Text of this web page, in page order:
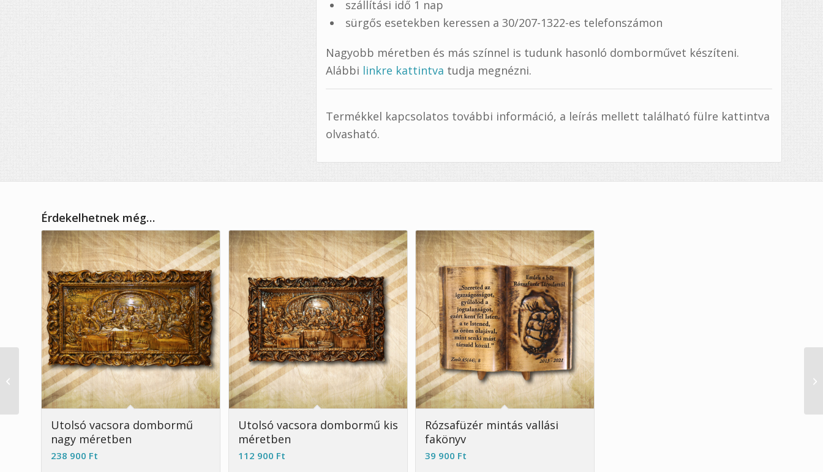
szállítási idő 1 nap
sürgős esetekben keressen a 30/207-1322-es telefonszámon
Nagyobb méretben és más színnel is tudunk hasonló domborművet készíteni.
Alábbi linkre kattintva tudja megnézni.
Termékkel kapcsolatos további információ, a leírás mellett található fülre kattintva
olvasható.
Érdekelhetnek még…
Utolsó vacsora dombormű
nagy méretben
238 900 Ft
Utolsó vacsora dombormű kis
méretben
112 900 Ft
5.00
Rózsafüzér mintás vallási
fakönyv
39 900 Ft
30. házassági
évfordulóra verses
falióra kifutó